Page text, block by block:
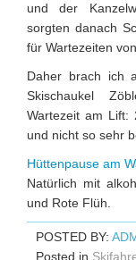
und der
sorgten danach
für Wartezeiten
Daher brach ich
Skischaukel
Wartezeit am Lift:
und nicht so sehr
Hüttenpause am
Natürlich mit
und Rote Flüh.
POSTED BY:
Posted in